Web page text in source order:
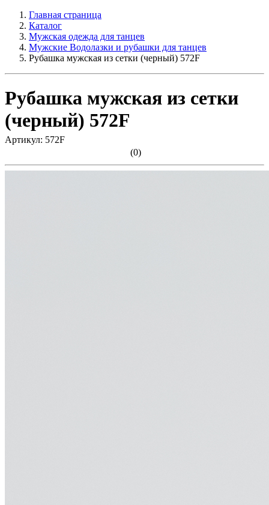
Главная страница
Каталог
Мужская одежда для танцев
Мужские Водолазки и рубашки для танцев
Рубашка мужская из сетки (черный) 572F
Рубашка мужская из сетки
(черный) 572F
Артикул: 572F
(0)